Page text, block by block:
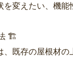
を変えたい、機
🏗️
、既存の屋根材の